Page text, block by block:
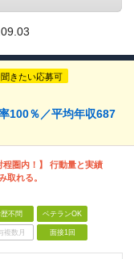
きたい応募可
100％／平均年収687
程圏内！】 行動量と実績
取れる。
不問 ベテランOK
複数月 面接1回